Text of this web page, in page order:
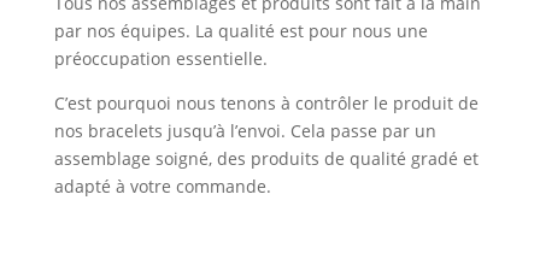
par nos équipes. La qualité est pour nous une
préoccupation essentielle.
C’est pourquoi nous tenons à contrôler le produit de
nos bracelets jusqu’à l’envoi. Cela passe par un
assemblage soigné, des produits de qualité gradé et
adapté à votre commande.